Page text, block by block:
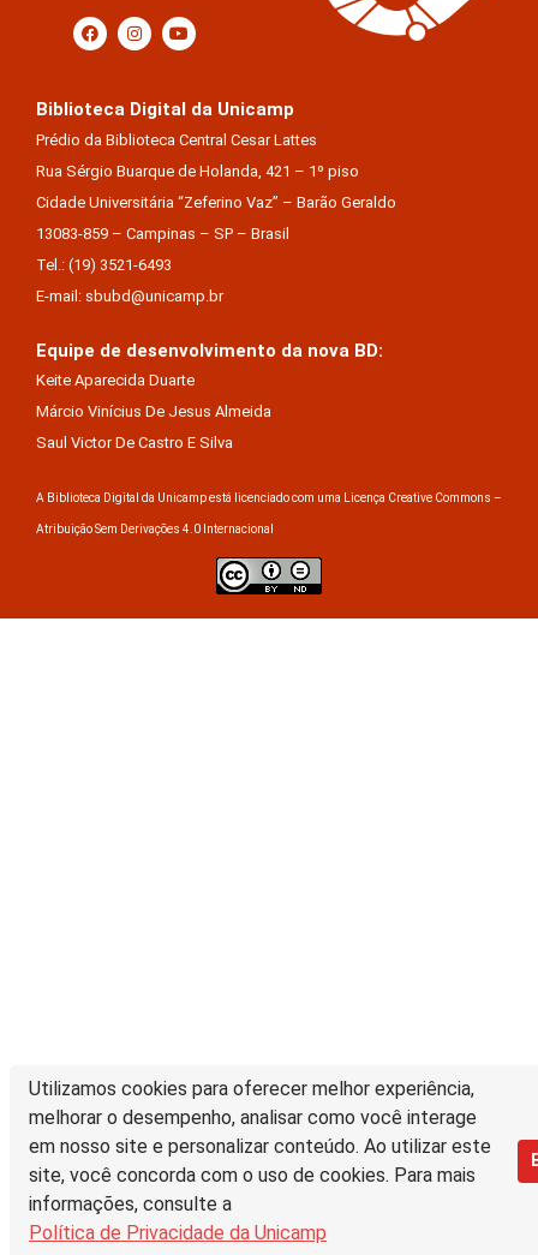
Utilizamos cookies para oferecer melhor experiência,
melhorar o desempenho, analisar como você interage
em nosso site e personalizar conteúdo. Ao utilizar este
site, você concorda com o uso de cookies. Para mais
informações, consulte a
Política de Privacidade da Unicamp
Biblioteca Digital da Unicamp
Prédio da Biblioteca Central Cesar Lattes
Rua Sérgio Buarque de Holanda, 421 – 1º piso
Cidade Universitária “Zeferino Vaz” – Barão Geraldo
13083-859 – Campinas – SP – Brasil
Tel.: (19) 3521-6493
E-mail: sbubd@unicamp.br
Equipe de desenvolvimento da nova BD:
Keite Aparecida Duarte
Márcio Vinícius De Jesus Almeida
Saul Victor De Castro E Silva
A Biblioteca Digital da Unicamp está licenciado com uma Licença Creative Commons –
Atribuição Sem Derivações 4.0 Internacional